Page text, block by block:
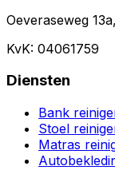
Oeveraseweg
KvK: 04061759
Diensten
Bank
Stoel
Matras